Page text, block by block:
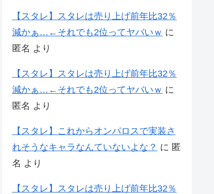
【スタレ】スタレは売り上げ前年比32％
減かぁ…←それでも2位ってヤバいｗ に
匿名 より
【スタレ】スタレは売り上げ前年比32％
減かぁ…←それでも2位ってヤバいｗ に
匿名 より
【スタレ】これからオンパロスで実装さ
れそうなキャラなんていないよな？ に 匿
名 より
【スタレ】スタレは売り上げ前年比32％